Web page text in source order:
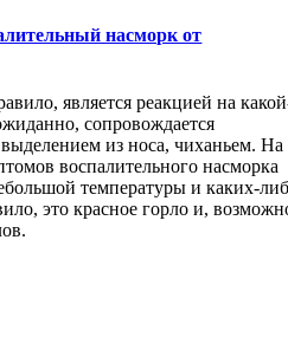
насморк от
является реакцией на
сопровождается
из носа, чиханьем. На
воспалительного насморка
температуры и каких-
это красное горло и,